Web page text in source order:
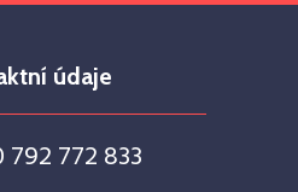
údaje
792 772 833